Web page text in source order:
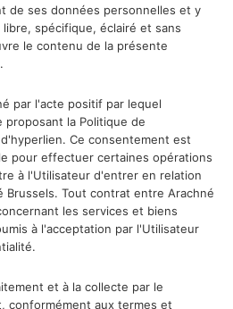
de ses données personnelles et y
spécifique, éclairé et sans
le contenu de la présente
par l'acte positif par lequel
proposant la Politique de
Ce consentement est
pour effectuer certaines opérations
à l'Utilisateur d'entrer en relation
Brussels. Tout contrat entre Arachné
les services et biens
à l'acceptation par l'Utilisateur
et à la collecte par le
conformément aux termes et